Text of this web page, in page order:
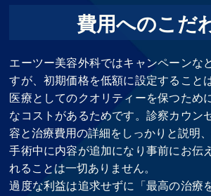
費用へのこだ
エーツー美容外科ではキャンペーンな
すが、初期価格を低額に設定すること
医療としてのクオリティーを保つため
なコストがあるためです。診察カウン
容と治療費用の詳細をしっかりと説明
手術中に内容が追加になり事前にお伝
れることは一切ありません。
過度な利益は追求せずに「最高の治療